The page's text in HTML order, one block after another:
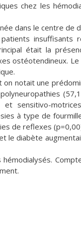
chez les
dans le centre de
insuffisants
était la
ostéotendineux. Le
notait une
et sensitivo-
à type de
de reflexes
le diabète